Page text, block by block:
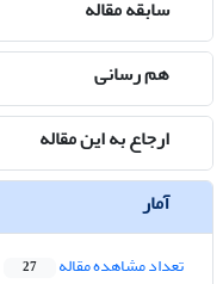
سابقه مقاله
هم رسانی
ارجاع به این مقاله
آمار
تعداد مشاهده مقاله 27